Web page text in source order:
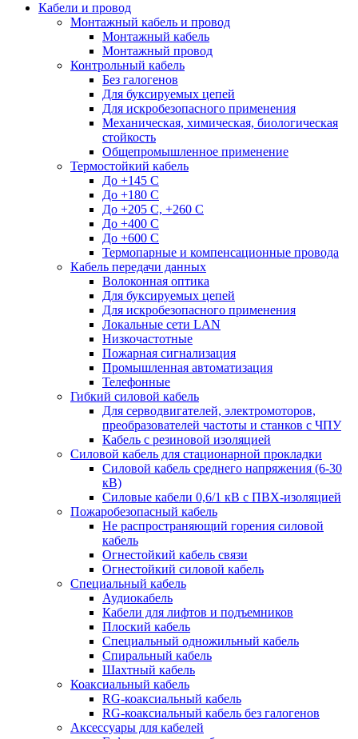
Кабели и провод
Монтажный кабель и провод
Монтажный кабель
Монтажный провод
Контрольный кабель
Без галогенов
Для буксируемых цепей
Для искробезопасного применения
Механическая, химическая, биологическая
стойкость
Общепромышленное применение
Термостойкий кабель
До +145 С
До +180 C
До +205 С, +260 С
До +400 C
До +600 С
Термопарные и компенсационные провода
Кабель передачи данных
Волоконная оптика
Для буксируемых цепей
Для искробезопасного применения
Локальные сети LAN
Низкочастотные
Пожарная сигнализация
Промышленная автоматизация
Телефонные
Гибкий силовой кабель
Для серводвигателей, электромоторов,
преобразователей частоты и станков с ЧПУ
Кабель с резиновой изоляцией
Силовой кабель для стационарной прокладки
Силовой кабель среднего напряжения (6-30
кВ)
Силовые кабели 0,6/1 кВ с ПВХ-изоляцией
Пожаробезопасный кабель
Не распространяющий горения силовой
кабель
Огнестойкий кабель связи
Огнестойкий силовой кабель
Специальный кабель
Аудиокабель
Кабели для лифтов и подъемников
Плоский кабель
Специальный одножильный кабель
Спиральный кабель
Шахтный кабель
Коаксиальный кабель
RG-коаксиальный кабель
RG-коаксиальный кабель без галогенов
Аксессуары для кабелей